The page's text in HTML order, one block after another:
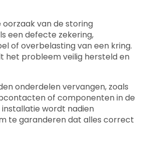
van de storing
een defecte zekering,
of overbelasting van een kring.
het probleem veilig hersteld en
onderdelen vervangen, zoals
of componenten in de
installatie wordt nadien
te garanderen dat alles correct